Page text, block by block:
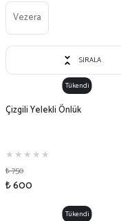
Vezera
SIRALA
Tükendi
Çizgili Yelekli Önlük
₺ 750
₺ 600
Tükendi